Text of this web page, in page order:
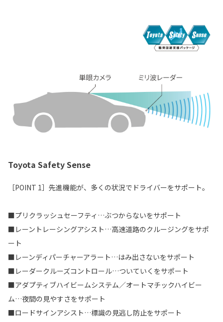
Toyota Safety Sense
［POINT 1］先進機能が、多くの状況でドライバーをサポート。
■プリクラッシュセーフティ…ぶつからないをサポート
■レーントレーシングアシスト…高速道路のクルージングをサポ
ート
■レーンディパーチャーアラート…はみ出さないをサポート
■レーダークルーズコントロール…ついていくをサポート
■アダプティブハイビームシステム／オートマチックハイビー
ム…夜間の見やすさをサポート
■ロードサインアシスト…標識の見逃し防止をサポート